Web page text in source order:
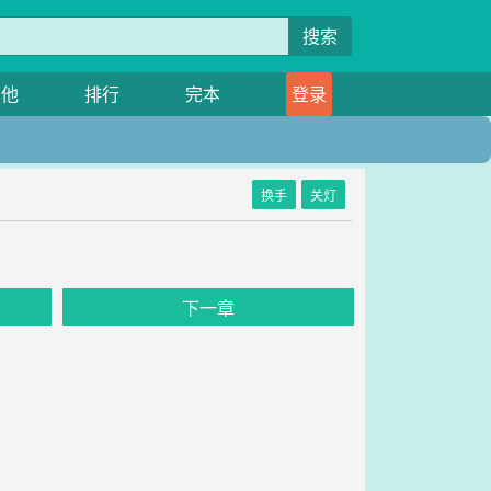
搜索
排行 完本 登录
换手 关灯
下一章